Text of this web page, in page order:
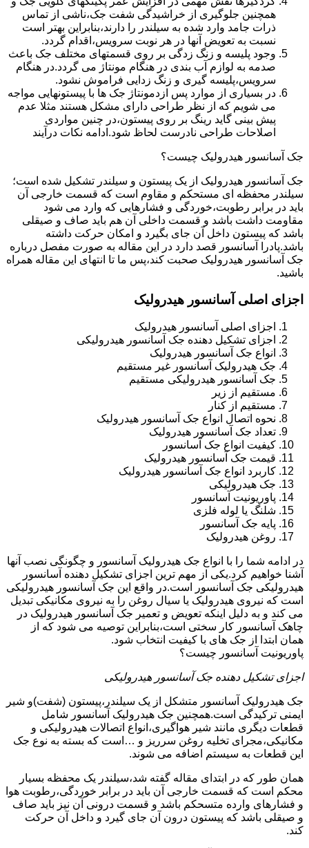
همچنین جلوگیری از خراشیدگی شفت جک،ناشی از تماس
ذرات جامد وارد شده به سیلندر را دارند،بنابراین بهتر است
نسبت به تعویض آنها در هر نوبت سرویس،اقدام گردد.
وجود پلیسه و زنگ زدگی بر روی قسمتهای مختلف جک باعث
صدمه به لوازم آب بندی در هنگام مونتاژ می گردد.در هنگام
سرویس،پلیسه گیری و زنگ زدایی فراموش نشود.
در بسیاری از موارد پس ازدمونتاژ جک ها با پیستونهایی مواجه
می شویم که از نظر طراحی دارای مشکل هستند مثلا عدم
پیش بینی گاید رینگ بر روی پیستون،در چنین مواردی
اصلاحات طراحی نادرست لحاظ شود.ادامه نکات درآیند
جک آسانسور هیدرولیک چیست؟
جک آسانسور هیدرولیک از یک پیستون و سیلندر تشکیل شده است؛
سیلندر محفظه ای مستحکم و مقاوم است که قسمت خارجی آن
باید در برابر رطوبت،خوردگی و فشارهایی که وارد می شود
مقاومت داشت باشد و قسمت داخلی آن هم باید صاف و صیقلی
باشد که پیستون داخل آن جای بگیرد و امکان حرکت داشته
باشد.پادرا آسانسور قصد دارد در این مقاله به صورت مفصل درباره
جک آسانسور هیدرولیک صحبت کند،پس ما تا انتهای این مقاله همراه
باشید.
اجزای اصلی آسانسور هیدرولیک
اجزای اصلی آسانسور هیدرولیک
اجزای تشکیل دهنده جک آسانسور هیدرولیکی
انواع جک آسانسور هیدرولیک
جک هیدرولیک آسانسور غیر مستقیم
جک آسانسور هیدرولیکی مستقیم
مستقیم از زیر
مستقیم از کنار
نحوه اتصال انواع جک آسانسور هیدرولیک
تعداد جک آسانسور هیدرولیک
کیفیت انواع جک آسانسور
قیمت جک آسانسور هیدرولیک
کاربرد انواع جک آسانسور هیدرولیک
جک هیدرولیکی
پاوریونیت آسانسور
شلنگ یا لوله فلزی
پایه جک آسانسور
روغن هیدرولیک
در ادامه شما را با انواع جک هیدرولیک آسانسور و چگونگی نصب آنها
آشنا خواهیم کرد.یکی از مهم ترین اجزای تشکیل دهنده آسانسور
هیدرولیکی جک آسانسور است.در واقع این جک آسانسور هیدرولیکی
است که نیروی هیدرولیک یا سیال روغن را به نیروی مکانیکی تبدیل
می کند و به دلیل اینکه تعویض و تعمیر جک آسانسور هیدرولیک در
چاهک آسانسور کار سختی است،بنابراین توصیه می شود که از
همان ابتدا از جک های با کیفیت انتخاب شود.
پاوریونیت آسانسور چیست؟
اجزای تشکیل دهنده جک آسانسور هیدرولیکی
جک هیدرولیک آسانسور متشکل از یک سیلندر،پیستون (شفت)و شیر
ایمنی ترکیدگی است.همچنین جک هیدرولیک آسانسور شامل
قطعات دیگری مانند شیر هواگیری،انواع اتصالات هیدرولیکی و
مکانیکی،مجرای تخلیه روغن سرریز و …است که بسته به نوع جک
این قطعات به سیستم اضافه می شوند.
همان طور که در ابتدای مقاله گفته شد،سیلندر یک محفظه بسیار
محکم است که قسمت خارجی آن باید در برابر خوردگی،رطوبت هوا
و فشارهای وارده متسحکم باشد و قسمت درونی آن نیز باید صاف
و صیقلی باشد که پیستون درون آن جای گیرد و داخل آن حرکت
کند.